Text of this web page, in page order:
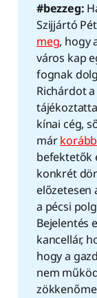
#bezzeg:
Szijjártó
meg, hogy
város kap
fognak
Richárdot
kínai cég,
már
befektetők
konkrét
előzetesen
a pécsi
Bejelentés
kancellár,
hogy a
nem